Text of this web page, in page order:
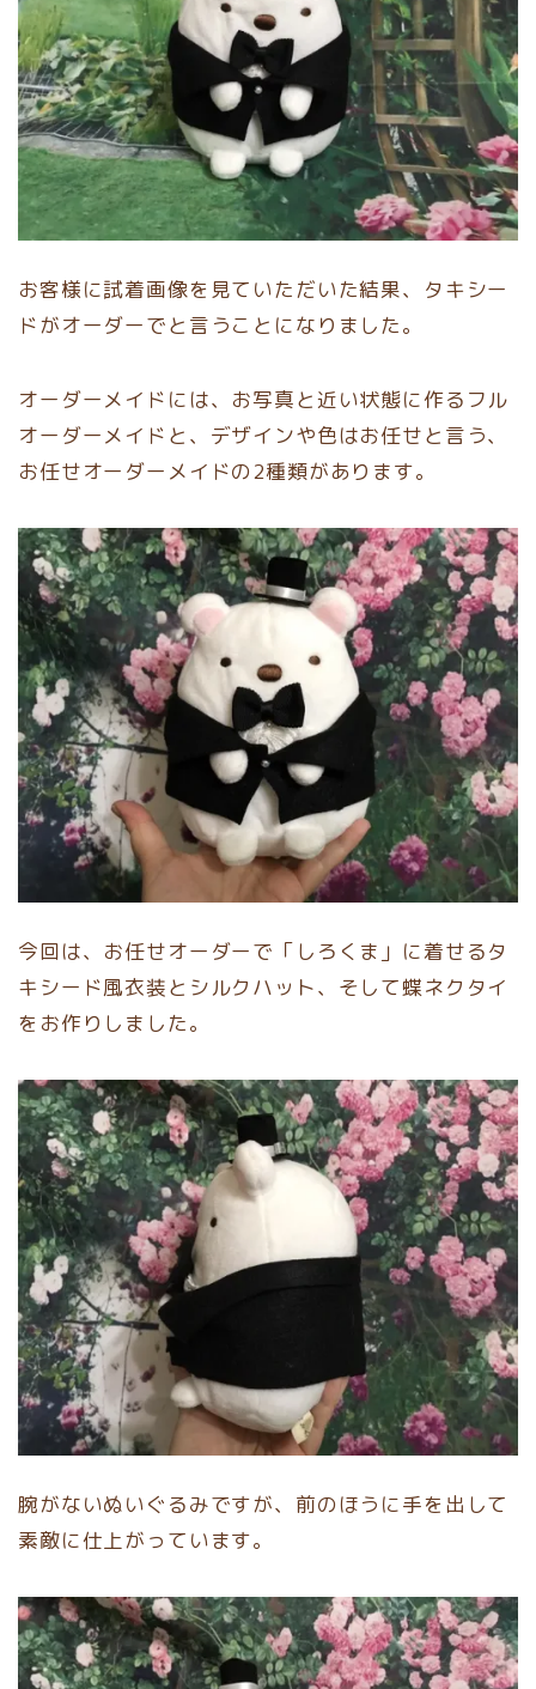
お客様に試着画像を見ていただいた結果、タキシー
ドがオーダーでと言うことになりました。
オーダーメイドには、お写真と近い状態に作るフル
オーダーメイドと、デザインや色はお任せと言う、
お任せオーダーメイドの2種類があります。
今回は、お任せオーダーで「しろくま」に着せるタ
キシード風衣装とシルクハット、そして蝶ネクタイ
をお作りしました。
腕がないぬいぐるみですが、前のほうに手を出して
素敵に仕上がっています。